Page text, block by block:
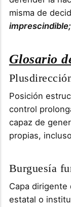
misma de
Glosario
Posición
control
capaz de
propias,
Burguesía
Capa
estatal o